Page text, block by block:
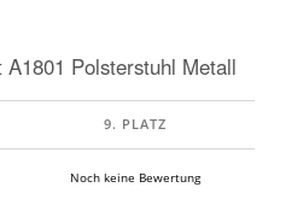
A1801 Polsterstuhl Metall
Noch keine Bewertung